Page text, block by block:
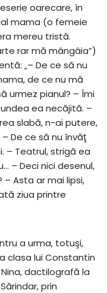
oarecare, în
mama (o femeie
mereu tristă.
rar mă mângâia”)
„– De ce să nu
de ce nu mă
urmez pianul? – Îmi
ea necăjită. –
slabă, n-ai putere,
De ce să nu învăţ
– Teatrul, strigă ea
– Deci nici desenul,
– Asta ar mai lipsi,
ziua printre
a urma, totuşi,
clasa lui Constantin
dactilografă la
prin